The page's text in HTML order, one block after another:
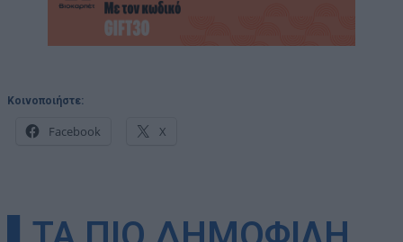
Κοινοποιήστε:
Facebook X